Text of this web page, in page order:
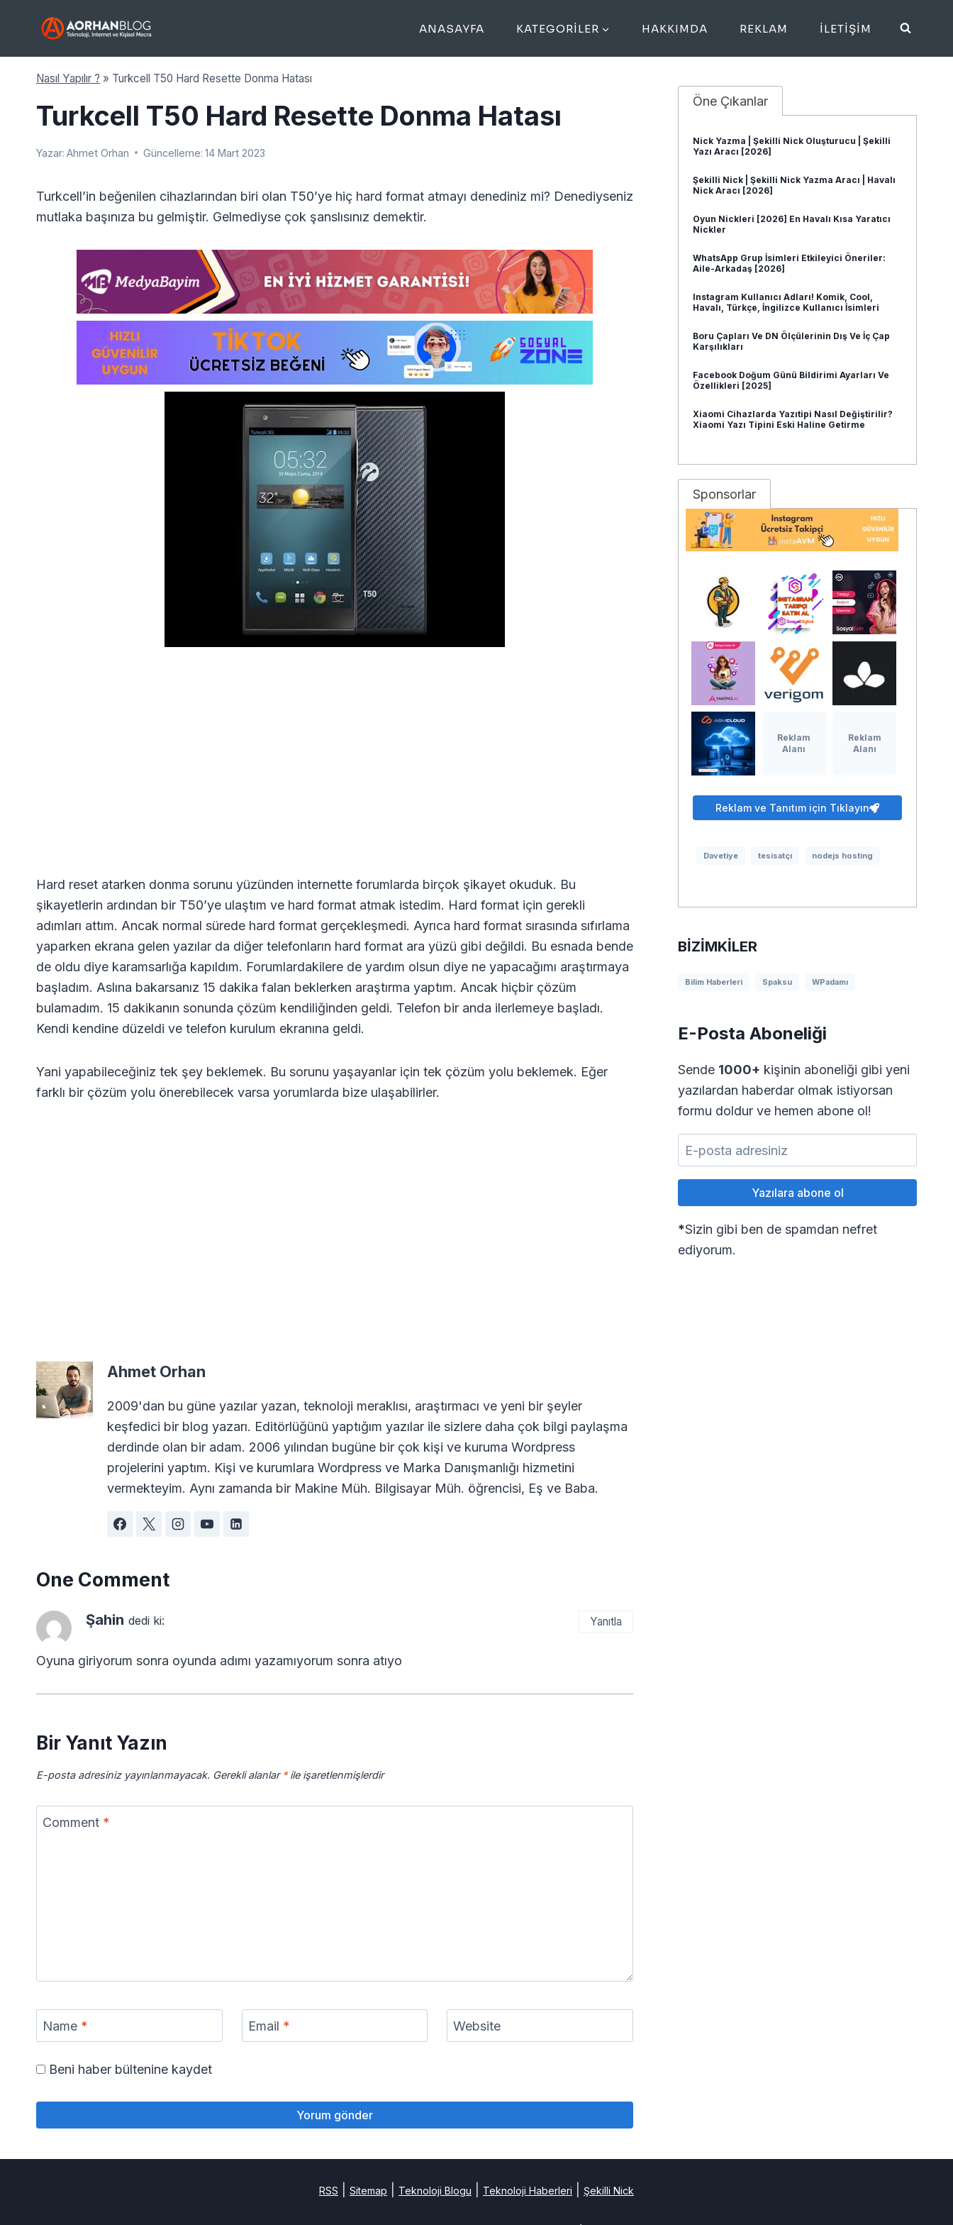
ANASAYFA KATEGORILER HAKKIMDA REKLAM İLETIŞIM
Nasıl Yapılır ? » Turkcell T50 Hard Resette Donma Hatası
Turkcell T50 Hard Resette Donma Hatası
Yazar: Ahmet Orhan Güncelleme: 14 Mart 2023
Turkcell’in beğenilen cihazlarından biri olan T50’ye hiç hard format atmayı denediniz mi? Denediyseniz
mutlaka başınıza bu gelmiştir. Gelmediyse çok şanslısınız demektir.
Hard reset atarken donma sorunu yüzünden internette forumlarda birçok şikayet okuduk. Bu
şikayetlerin ardından bir T50’ye ulaştım ve hard format atmak istedim. Hard format için gerekli
adımları attım. Ancak normal sürede hard format gerçekleşmedi. Ayrıca hard format sırasında sıfırlama
yaparken ekrana gelen yazılar da diğer telefonların hard format ara yüzü gibi değildi. Bu esnada bende
de oldu diye karamsarlığa kapıldım. Forumlardakilere de yardım olsun diye ne yapacağımı araştırmaya
başladım. Aslına bakarsanız 15 dakika falan beklerken araştırma yaptım. Ancak hiçbir çözüm
bulamadım. 15 dakikanın sonunda çözüm kendiliğinden geldi. Telefon bir anda ilerlemeye başladı.
Kendi kendine düzeldi ve telefon kurulum ekranına geldi.
Yani yapabileceğiniz tek şey beklemek. Bu sorunu yaşayanlar için tek çözüm yolu beklemek. Eğer
farklı bir çözüm yolu önerebilecek varsa yorumlarda bize ulaşabilirler.
Ahmet Orhan
2009'dan bu güne yazılar yazan, teknoloji meraklısı, araştırmacı ve yeni bir şeyler
keşfedici bir blog yazarı. Editörlüğünü yaptığım yazılar ile sizlere daha çok bilgi paylaşma
derdinde olan bir adam. 2006 yılından bugüne bir çok kişi ve kuruma Wordpress
projelerini yaptım. Kişi ve kurumlara Wordpress ve Marka Danışmanlığı hizmetini
vermekteyim. Aynı zamanda bir Makine Müh. Bilgisayar Müh. öğrencisi, Eş ve Baba.
One Comment
Şahin dedi ki:
Oyuna giriyorum sonra oyunda adımı yazamıyorum sonra atıyo
Yanıtla
Bir Yanıt Yazın
E-posta adresiniz yayınlanmayacak. Gerekli alanlar *ile işaretlenmişlerdir
Comment *
Name * Email * Website
Beni haber bültenine kaydet
Öne Çıkanlar
Nick Yazma | Şekilli Nick Oluşturucu | Şekilli
Yazı Aracı [2026]
Şekilli Nick | Şekilli Nick Yazma Aracı | Havalı
Nick Aracı [2026]
Oyun Nickleri [2026] En Havalı Kısa Yaratıcı
Nickler
WhatsApp Grup İsimleri Etkileyici Öneriler:
Aile-Arkadaş [2026]
Instagram Kullanıcı Adları! Komik, Cool,
Havalı, Türkçe, İngilizce Kullanıcı İsimleri
Boru Çapları Ve DN Ölçülerinin Dış Ve İç Çap
Karşılıkları
Facebook Doğum Günü Bildirimi Ayarları Ve
Özellikleri [2025]
Xiaomi Cihazlarda Yazıtipi Nasıl Değiştirilir?
Xiaomi Yazı Tipini Eski Haline Getirme
Sponsorlar
Reklam
Alanı
Reklam
Alanı
Reklam ve Tanıtım için Tıklayın
Davetiye tesisatçı nodejs hosting
BIZIMKILER
Bilim Haberleri Spaksu WPadamı
E-Posta Aboneliği
Sende 1000+ kişinin aboneliği gibi yeni
yazılardan haberdar olmak istiyorsan
formu doldur ve hemen abone ol!
*Sizin gibi ben de spamdan nefret
ediyorum.
RSS Sitemap Teknoloji Blogu Teknoloji Haberleri Şekilli Nick